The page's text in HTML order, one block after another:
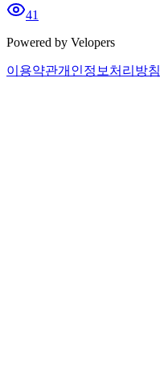
41
Powered by Velopers
이용약관개인정보처리방침